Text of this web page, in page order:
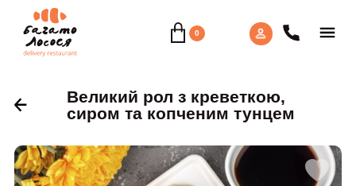
0
Великий рол з креветкою,
сиром та копченим тунцем